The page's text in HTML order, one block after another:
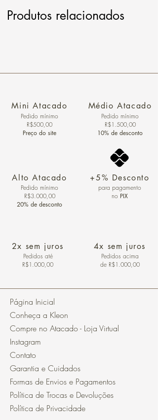
Produtos relacionados
Mini Atacado
Pedido ​mínimo
R$500,00
Preço do site
Alto Atacado
Pedido mínimo
R$3.000,00
20% de desconto
2x sem juros
Pedidos até
R$1.000,00
Médio Atacado
Pedido mínimo
R$1.500,00
10% de desconto
+5% Desconto
para pagamento
no PIX
4x sem juros
Pedidos acima
de R$1.000,00
Página Inicial
Conheça a Kleon
Compre no Atacado - Loja Virtual
Instagram
Contato
Garantia e Cuidados
Formas de Envios e Pagamentos
Política de Trocas e Devoluções
Política de Privacidade